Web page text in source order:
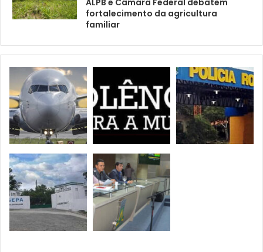
ALPB e Câmara Federal debatem
fortalecimento da agricultura
familiar